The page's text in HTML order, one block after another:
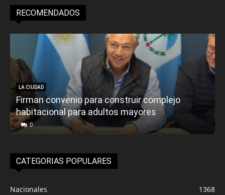
RECOMENDADOS
LA CIUDAD
Firman convenio para construir complejo
habitacional para adultos mayores
0
CATEGORIAS POPULARES
Nacionales
1368